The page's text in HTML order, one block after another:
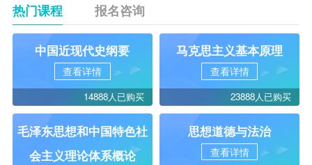
热门课程 报名咨询
中国近现代史纲要
查看详情
14888人已购买
马克思主义基本原理
查看详情
23888人已购买
毛泽东思想和中国特色社
会主义理论体系概论
思想道德与法治
查看详情